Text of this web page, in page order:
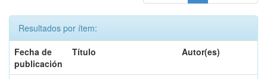
Resultados por ítem:
Fecha de
publicación
Título Autor(es)